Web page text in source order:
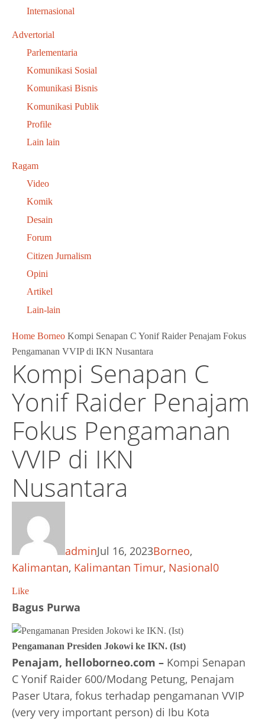
Internasional
Advertorial
Parlementaria
Komunikasi Sosial
Komunikasi Bisnis
Komunikasi Publik
Profile
Lain lain
Ragam
Video
Komik
Desain
Forum
Citizen Jurnalism
Opini
Artikel
Lain-lain
Home Borneo Kompi Senapan C Yonif Raider Penajam Fokus
Pengamanan VVIP di IKN Nusantara
Kompi Senapan C
Yonif Raider Penajam
Fokus Pengamanan
VVIP di IKN
Nusantara
adminJul 16, 2023Borneo,
Kalimantan, Kalimantan Timur, Nasional0
Like
Bagus Purwa
Pengamanan Presiden Jokowi ke IKN. (Ist)
Penajam, helloborneo.com – Kompi Senapan
C Yonif Raider 600/Modang Petung, Penajam
Paser Utara, fokus terhadap pengamanan VVIP
(very very important person) di Ibu Kota